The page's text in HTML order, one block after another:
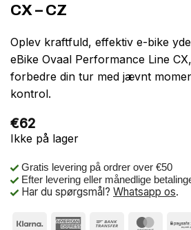
CX – CZ
Oplev kraftfuld, effektiv e-bike
eBike Ovaal Performance Line
forbedre din tur med jævnt
kontrol.
€62
Ikke på lager
Gratis levering på ordrer over €50
Efter levering eller månedlige
Har du spørgsmål? Whatsapp os.